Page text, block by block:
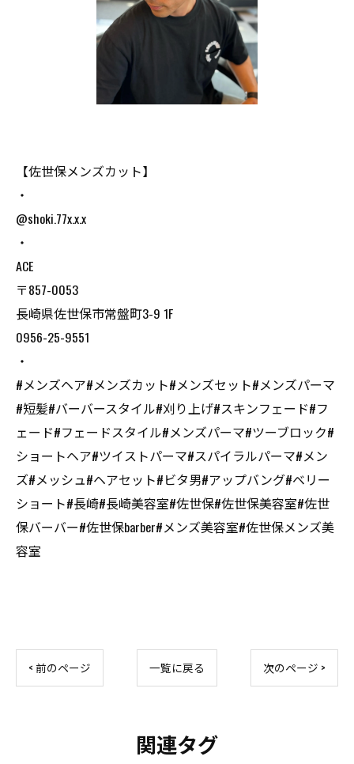
【佐世保メンズカット】
・
@shoki.77x.x.x
・
ACE
〒857-0053
長崎県佐世保市常盤町3-9 1F
0956-25-9551
・
#メンズヘア#メンズカット#メンズセット#メンズパーマ
#短髪#バーバースタイル#刈り上げ#スキンフェード#フ
ェード#フェードスタイル#メンズパーマ#ツーブロック#
ショートヘア#ツイストパーマ#スパイラルパーマ#メン
ズ#メッシュ#ヘアセット#ビタ男#アップバング#ベリー
ショート#長崎#長崎美容室#佐世保#佐世保美容室#佐世
保バーバー#佐世保barber#メンズ美容室#佐世保メンズ美
容室
< 前のページ 一覧に戻る 次のページ >
関連タグ